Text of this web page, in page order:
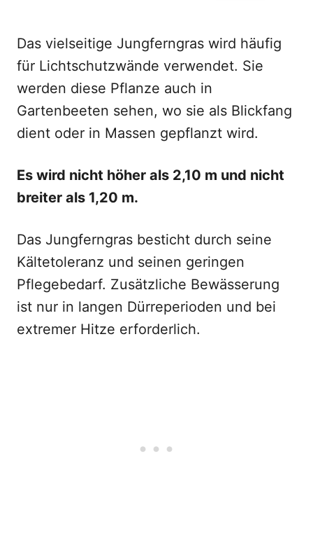
Das vielseitige Jungferngras wird häufig
für Lichtschutzwände verwendet. Sie
werden diese Pflanze auch in
Gartenbeeten sehen, wo sie als Blickfang
dient oder in Massen gepflanzt wird.
Es wird nicht höher als 2,10 m und nicht
breiter als 1,20 m.
Das Jungferngras besticht durch seine
Kältetoleranz und seinen geringen
Pflegebedarf. Zusätzliche Bewässerung
ist nur in langen Dürreperioden und bei
extremer Hitze erforderlich.